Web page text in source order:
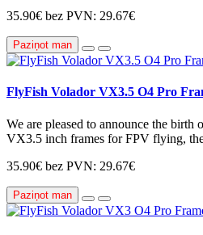
35.90€ bez PVN: 29.67€
Paziņot man
FlyFish Volador VX3.5 O4 Pro
We are pleased to announce the
VX3.5 inch frames for FPV flying,
35.90€ bez PVN: 29.67€
Paziņot man